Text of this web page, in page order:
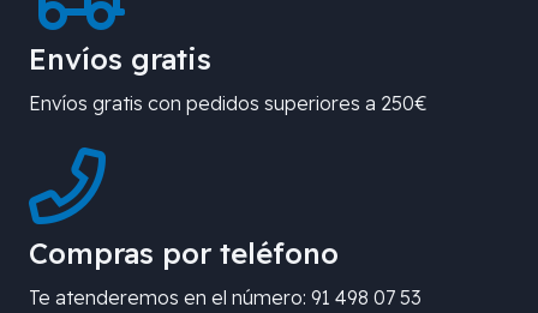
Envíos gratis
Envíos gratis con pedidos superiores a 250€
Compras por teléfono
Te atenderemos en el número: 91 498 07 53